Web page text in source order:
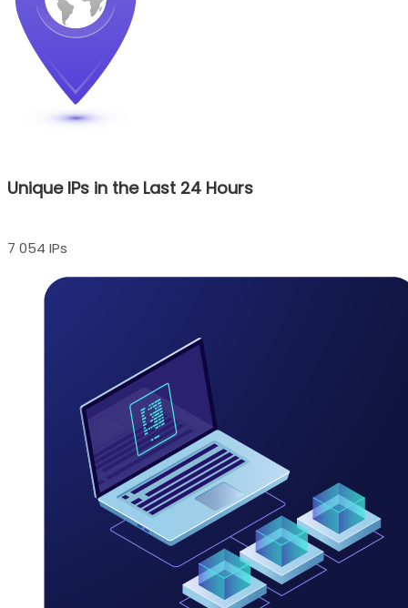
Unique IPs in the Last 24 Hours
7 054 IPs